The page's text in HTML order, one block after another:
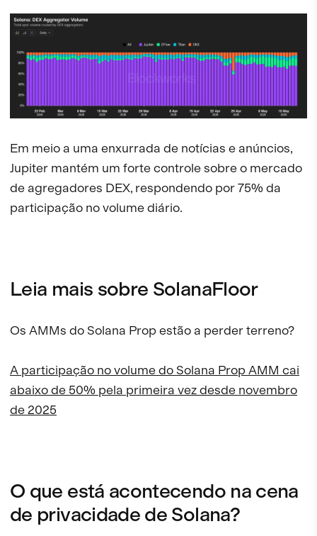
Em meio a uma enxurrada de notícias e anúncios,
Jupiter mantém um forte controle sobre o mercado
de agregadores DEX, respondendo por 75% da
participação no volume diário.
Leia mais sobre SolanaFloor
Os AMMs do Solana Prop estão a perder terreno?
A participação no volume do Solana Prop AMM cai
abaixo de 50% pela primeira vez desde novembro
de 2025
O que está acontecendo na cena
de privacidade de Solana?